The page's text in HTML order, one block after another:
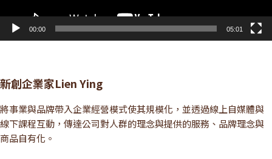
00:00 05:01
新創企業家Lien Ying
將事業與品牌帶入企業經營模式使其規模化，並透過線上自媒體與
線下課程互動，傳達公司對人群的理念與提供的服務、品牌理念與
商品自有化。